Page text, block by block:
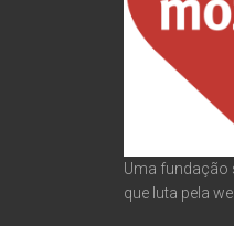
Uma fundação
que luta pela